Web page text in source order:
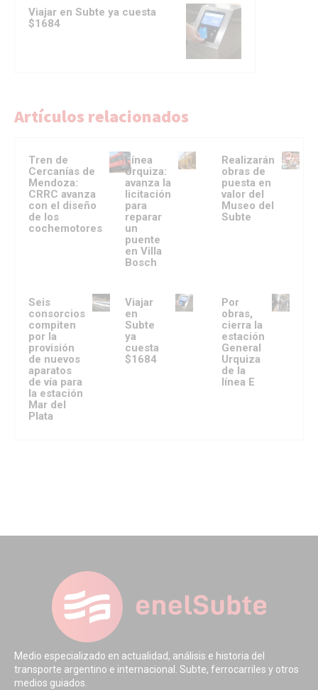
Viajar en Subte ya cuesta
$1684
Artículos relacionados
Tren de
Cercanías de
Mendoza:
CRRC avanza
con el diseño
de los
cochemotores
Línea
Urquiza:
avanza la
licitación
para
reparar
un
puente
en Villa
Bosch
Realizarán
obras de
puesta en
valor del
Museo del
Subte
Seis
consorcios
compiten
por la
provisión
de nuevos
aparatos
de vía para
la estación
Mar del
Plata
Viajar
en
Subte
ya
cuesta
$1684
Por
obras,
cierra la
estación
General
Urquiza
de la
línea E
Medio especializado en actualidad, análisis e historia del
transporte argentino e internacional. Subte, ferrocarriles y otros
medios guiados.